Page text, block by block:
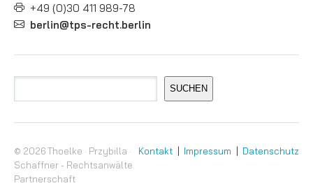
+49 (0)30 411 989-78
berlin@tps-recht.berlin
SUCHEN
© 2026 Thoelke · Przybilla ·
Schaffner - Rechtsanwälte
Partnerschaft
Kontakt Impressum Datenschutz